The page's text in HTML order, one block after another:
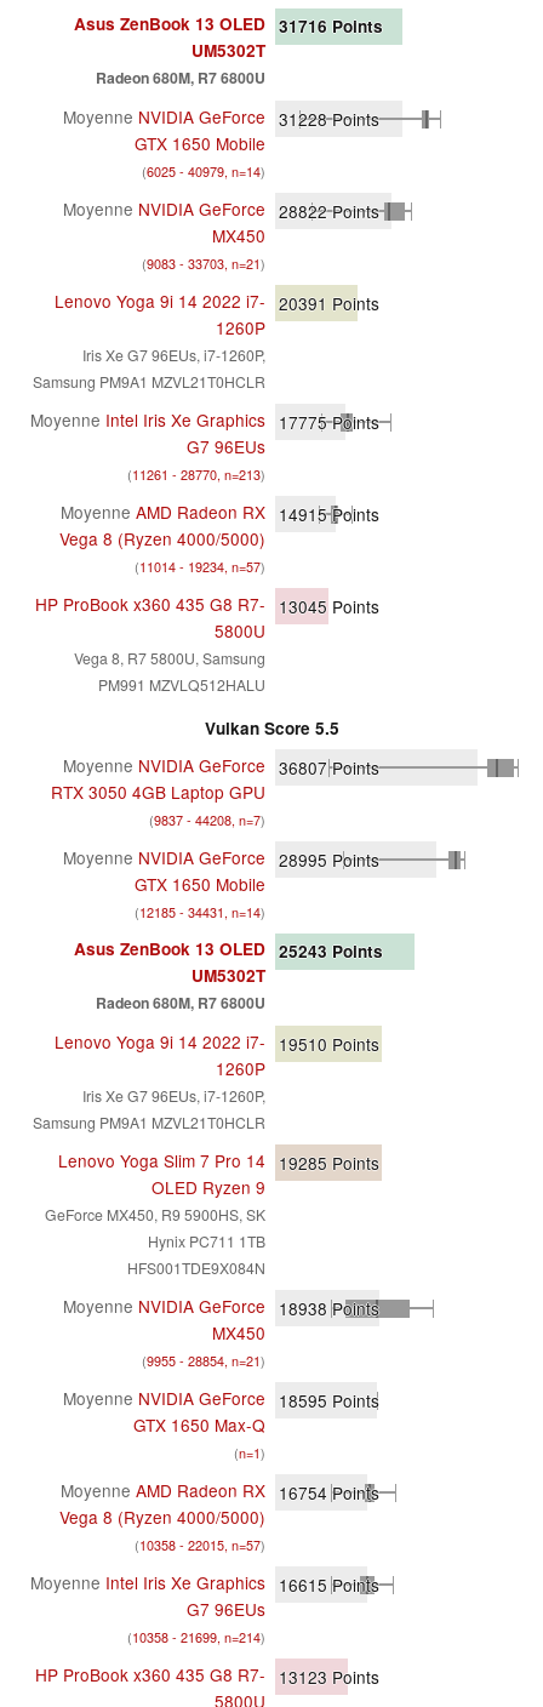
Asus ZenBook 13 OLED
UM5302T
Radeon 680M, R7 6800U
31716 Points
Moyenne NVIDIA GeForce
GTX 1650 Mobile
(6025 - 40979, n=14)
31228Points
Moyenne NVIDIA GeForce
MX450
(9083 - 33703, n=21)
28822Points
Lenovo Yoga 9i 14 2022 i7-
1260P
Iris Xe G7 96EUs, i7-1260P,
Samsung PM9A1 MZVL21T0HCLR
20391 Points
Moyenne Intel Iris Xe Graphics
G7 96EUs
(11261 - 28770, n=213)
17775Points
Moyenne AMD Radeon RX
Vega 8 (Ryzen 4000/5000)
(11014 - 19234, n=57)
14915Points
HP ProBook x360 435 G8 R7-
5800U
Vega 8, R7 5800U, Samsung
PM991 MZVLQ512HALU
13045 Points
Vulkan Score 5.5
Moyenne NVIDIA GeForce
RTX 3050 4GB Laptop GPU
(9837 - 44208, n=7)
36807Points
Moyenne NVIDIA GeForce
GTX 1650 Mobile
(12185 - 34431, n=14)
28995 Points
Asus ZenBook 13 OLED
UM5302T
Radeon 680M, R7 6800U
25243 Points
Lenovo Yoga 9i 14 2022 i7-
1260P
Iris Xe G7 96EUs, i7-1260P,
Samsung PM9A1 MZVL21T0HCLR
19510 Points
Lenovo Yoga Slim 7 Pro 14
OLED Ryzen 9
GeForce MX450, R9 5900HS, SK
Hynix PC711 1TB
HFS001TDE9X084N
19285 Points
Moyenne NVIDIA GeForce
MX450
(9955 - 28854, n=21)
18938 Points
Moyenne NVIDIA GeForce
GTX 1650 Max-Q
(n=1)
18595 Points
Moyenne AMD Radeon RX
Vega 8 (Ryzen 4000/5000)
(10358 - 22015, n=57)
16754 Points
Moyenne Intel Iris Xe Graphics
G7 96EUs
(10358 - 21699, n=214)
16615 Points
HP ProBook x360 435 G8 R7-
5800U
13123 Points